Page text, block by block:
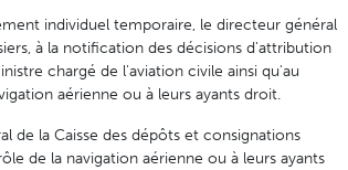
individuel temporaire, le directeur général
à la notification des décisions d'attribution
chargé de l'aviation civile ainsi qu'au
aérienne ou à leurs ayants droit.
de la Caisse des dépôts et consignations
de la navigation aérienne ou à leurs ayants